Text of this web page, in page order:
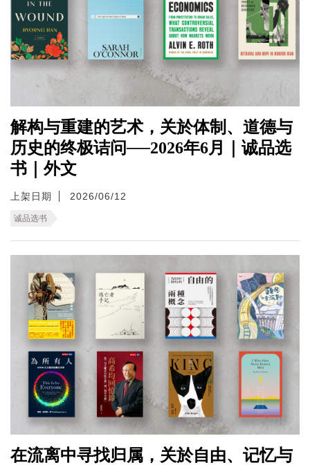
解构与重建的艺术，关於体制、道德与
历史的终极诘问──2026年6月｜诚品选
书｜外文
上架日期 2026/06/12
诚品选书
在流离中寻找归属，关於自由、记忆与